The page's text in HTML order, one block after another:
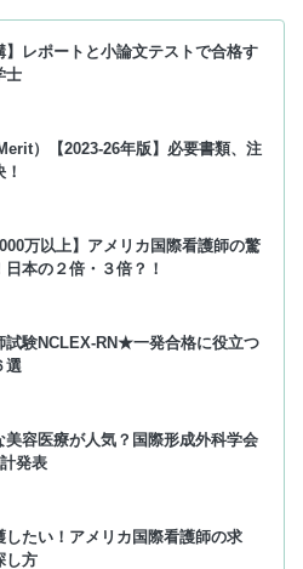
】レポートと小論文テストで合格す
士
）【2023-26年版】必要書類、注
万以上】アメリカ国際看護師の驚
本の２倍・３倍？！
試験NCLEX-RN★一発合格に役立つ
選
美容医療が人気？国際形成外科学会
発表
したい！アメリカ国際看護師の求
し方